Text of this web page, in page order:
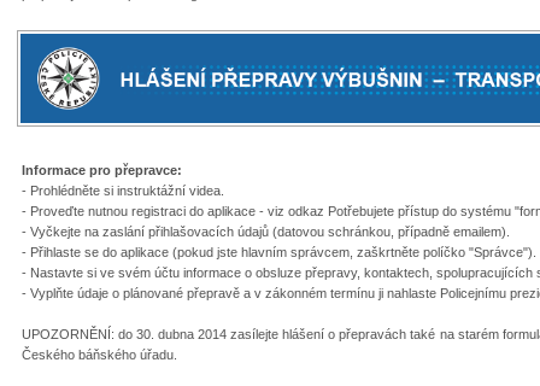
Informace pro přepravce:
- Prohlédněte si instruktážní videa.
- Proveďte nutnou registraci do aplikace - viz odkaz Potřebujete přístup do systému
- Vyčkejte na zaslání přihlašovacích údajů (datovou schránkou, případně emailem).
- Přihlaste se do aplikace (pokud jste hlavním správcem, zaškrtněte políčko "Správce").
- Nastavte si ve svém účtu informace o obsluze přepravy, kontaktech,
- Vyplňte údaje o plánované přepravě a v zákonném termínu ji nahlaste Policejnímu
UPOZORNĚNÍ: do 30. dubna 2014 zasílejte hlášení o přepravách také na starém
Českého báňského úřadu.